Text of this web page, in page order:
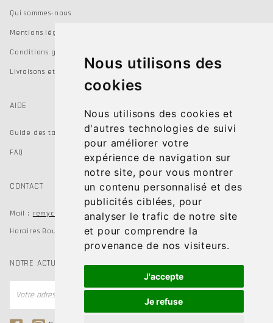
Nous utilisons des
cookies
Nous utilisons des cookies et
d'autres technologies de suivi
pour améliorer votre
expérience de navigation sur
notre site, pour vous montrer
un contenu personnalisé et des
publicités ciblées, pour
analyser le trafic de notre site
et pour comprendre la
provenance de nos visiteurs.
J'accepte
Je refuse
Qui sommes-nous
Mentions légales
Conditions générales de vente
Livraisons et Retours
AIDE
Guide des tailles
FAQ
CONTACT
Mail : remychausseur@gmail.com
Horaires Boutiques du mardi au samedi de 9h à 19h
NOTRE ACTUALITÉ
OK